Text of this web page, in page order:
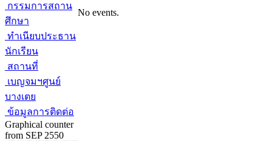
กรรมการสถาน
ศึกษา
ทำเนียบประธาน
นักเรียน
สถานที่
เบญจมฯศูนย์
บางเตย
ข้อมูลการติดต่อ
Graphical counter
from SEP 2550
No events.